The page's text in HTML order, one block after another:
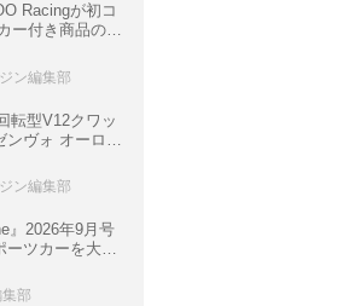
Racingが初コ
ー付き商品の
企画などを展
ン編集部
転型V12クワッ
ンヴォ オーロラ
ーカークロニ
】
ン編集部
』2026年9月号
ツカーを大特
部